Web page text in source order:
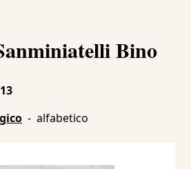
Bino
13
- alfabetico